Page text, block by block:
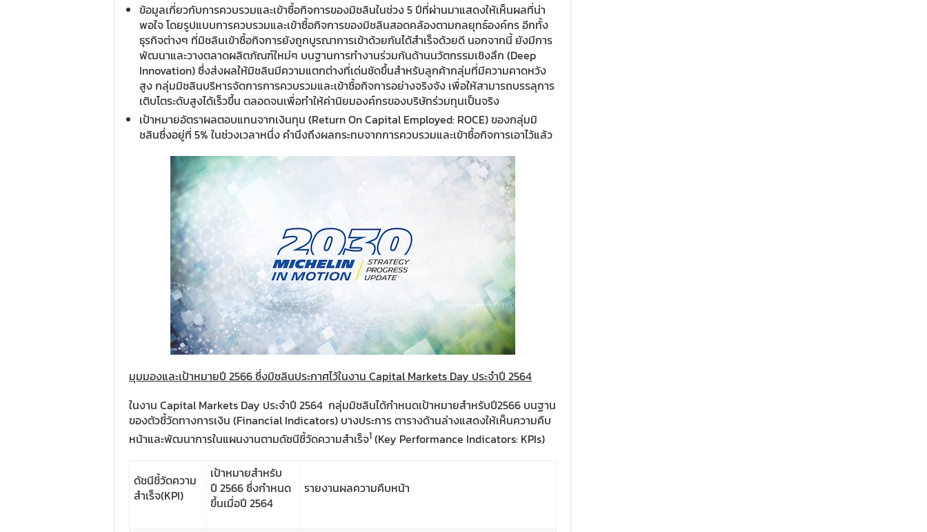
ข้อมูลเกี่ยวกับการควบรวมและเข้าซื้อกิจการของมิชลินในช่วง 5 ปีที่ผ่านมาแสดงให้เห็นผลที่น่า
พอใจ โดยรูปแบบการควบรวมและเข้าซื้อกิจการของมิชลินสอดคล้องตามกลยุทธ์องค์กร อีกทั้ง
ธุรกิจต่างๆ ที่มิชลินเข้าซื้อกิจการยังถูกบูรณาการเข้าด้วยกันได้สำเร็จด้วยดี นอกจากนี้ ยังมีการ
พัฒนาและวางตลาดผลิตภัณฑ์ใหม่ๆ บนฐานการทำงานร่วมกันด้านนวัตกรรมเชิงลึก (Deep
Innovation) ซึ่งส่งผลให้มิชลินมีความแตกต่างที่เด่นชัดขึ้นสำหรับลูกค้ากลุ่มที่มีความคาดหวัง
สูง กลุ่มมิชลินบริหารจัดการการควบรวมและเข้าซื้อกิจการอย่างจริงจัง เพื่อให้สามารถบรรลุการ
เติบโตระดับสูงได้เร็วขึ้น ตลอดจนเพื่อทำให้ค่านิยมองค์กรของบริษัทร่วมทุนเป็นจริง
เป้าหมายอัตราผลตอบแทนจากเงินทุน (Return On Capital Employed: ROCE) ของกลุ่มมิ
ชลินซึ่งอยู่ที่ 5% ในช่วงเวลาหนึ่ง คำนึงถึงผลกระทบจากการควบรวมและเข้าซื้อกิจการเอาไว้แล้ว
มุมมองและเป้าหมายปี 2566 ซึ่งมิชลินประกาศไว้ในงาน Capital Markets Day ประจำปี 2564
ในงาน Capital Markets Day ประจำปี 2564 กลุ่มมิชลินได้กำหนดเป้าหมายสำหรับปี2566 บนฐาน
ของตัวชี้วัดทางการเงิน (Financial Indicators) บางประการ ตารางด้านล่างแสดงให้เห็นความคืบ
หน้าและพัฒนาการในแผนงานตามดัชนีชี้วัดความสำเร็จ1 (Key Performance Indicators: KPIs)
ดัชนีชี้วัดความ
สำเร็จ(KPI)
เป้าหมายสำหรับ
ปี 2566 ซึ่งกำหนด
ขึ้นเมื่อปี 2564
รายงานผลความคืบหน้า